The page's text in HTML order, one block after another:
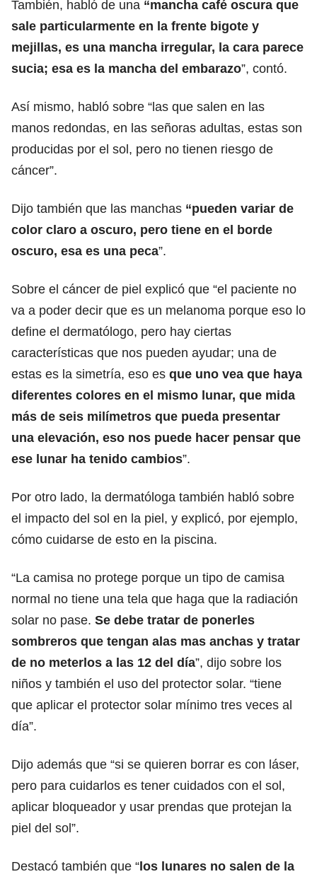
También, habló de una “mancha café oscura que
sale particularmente en la frente bigote y
mejillas, es una mancha irregular, la cara parece
sucia; esa es la mancha del embarazo”, contó.
Así mismo, habló sobre “las que salen en las
manos redondas, en las señoras adultas, estas son
producidas por el sol, pero no tienen riesgo de
cáncer”.
Dijo también que las manchas “pueden variar de
color claro a oscuro, pero tiene en el borde
oscuro, esa es una peca”.
Sobre el cáncer de piel explicó que “el paciente no
va a poder decir que es un melanoma porque eso lo
define el dermatólogo, pero hay ciertas
características que nos pueden ayudar; una de
estas es la simetría, eso es que uno vea que haya
diferentes colores en el mismo lunar, que mida
más de seis milímetros que pueda presentar
una elevación, eso nos puede hacer pensar que
ese lunar ha tenido cambios”.
Por otro lado, la dermatóloga también habló sobre
el impacto del sol en la piel, y explicó, por ejemplo,
cómo cuidarse de esto en la piscina.
“La camisa no protege porque un tipo de camisa
normal no tiene una tela que haga que la radiación
solar no pase. Se debe tratar de ponerles
sombreros que tengan alas mas anchas y tratar
de no meterlos a las 12 del día”, dijo sobre los
niños y también el uso del protector solar. “tiene
que aplicar el protector solar mínimo tres veces al
día”.
Dijo además que “si se quieren borrar es con láser,
pero para cuidarlos es tener cuidados con el sol,
aplicar bloqueador y usar prendas que protejan la
piel del sol”.
Destacó también que “los lunares no salen de la